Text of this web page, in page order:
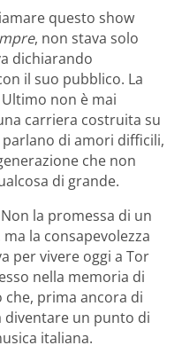
questo show
, non stava solo
dichiarando
il suo pubblico. La
non è mai
carriera costruita su
di amori difficili,
che non
di grande.
la promessa di un
la consapevolezza
per vivere oggi a Tor
nella memoria di
che, prima ancora di
diventare un punto di
italiana.